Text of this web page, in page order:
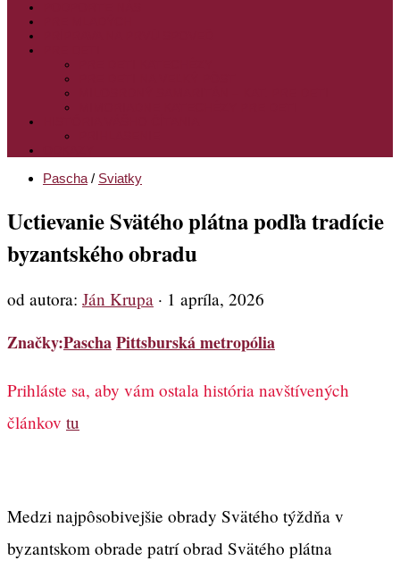
Pascha / Sviatky
Uctievanie Svätého plátna podľa tradície
byzantského obradu
od autora: Ján Krupa · 1 apríla, 2026
Značky:PaschaPittsburská metropólia
Prihláste sa, aby vám ostala história navštívených
článkov tu
Medzi najpôsobivejšie obrady Svätého týždňa v
byzantskom obrade patrí obrad Svätého plátna